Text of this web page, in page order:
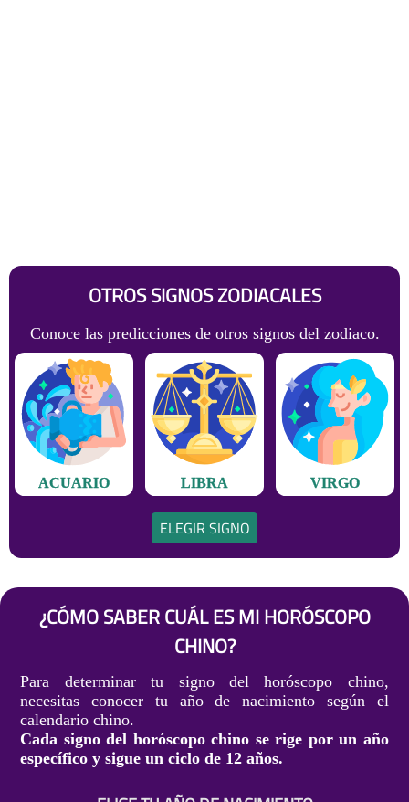
OTROS SIGNOS ZODIACALES
Conoce las predicciones de otros signos del zodiaco.
ACUARIO LIBRA VIRGO
ELEGIR SIGNO
¿CÓMO SABER CUÁL ES MI HORÓSCOPO
CHINO?
Para determinar tu signo del horóscopo chino,
necesitas conocer tu año de nacimiento según el
calendario chino.
Cada signo del horóscopo chino se rige por un año
específico y sigue un ciclo de 12 años.